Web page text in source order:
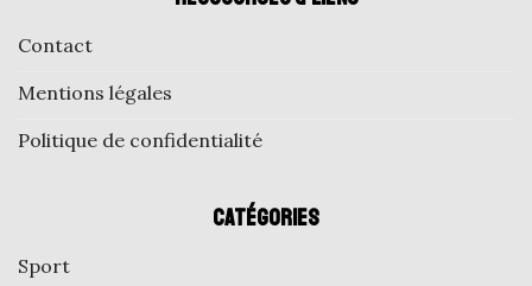
Contact
Mentions légales
Politique de confidentialité
Catégories
Sport